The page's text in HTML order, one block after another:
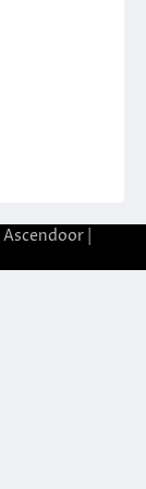
Ascendoor